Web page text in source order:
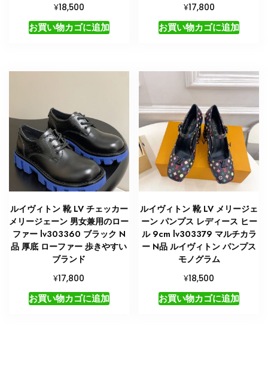
¥18,500
お買い物カゴに追加
¥17,800
お買い物カゴに追加
ルイヴィトン 靴 LV チェッカー
メリージェーン 男女兼用のロー
ファー lv303360 ブラック N
品 厚底 ローファー 歩きやすい
ブランド
¥17,800
お買い物カゴに追加
ルイヴィトン 靴 LV メリージェ
ーン パンプス レディース ヒー
ル 9cm lv303379 マルチカラ
ー N品 ルイヴィトン パンプス
モノグラム
¥18,500
お買い物カゴに追加